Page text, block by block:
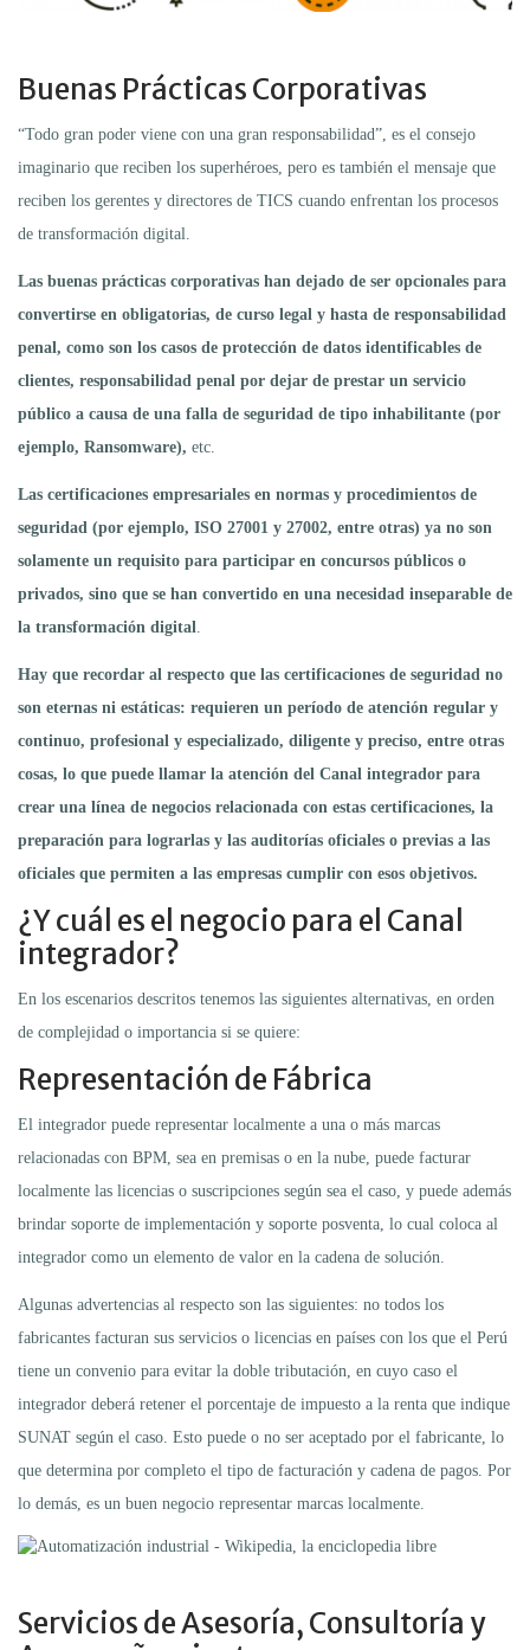
Buenas Prácticas Corporativas
“Todo gran poder viene con una gran responsabilidad”, es el consejo
imaginario que reciben los superhéroes, pero es también el mensaje que
reciben los gerentes y directores de TICS cuando enfrentan los procesos
de transformación digital.
Las buenas prácticas corporativas han dejado de ser opcionales para
convertirse en obligatorias, de curso legal y hasta de responsabilidad
penal, como son los casos de protección de datos identificables de
clientes, responsabilidad penal por dejar de prestar un servicio
público a causa de una falla de seguridad de tipo inhabilitante (por
ejemplo, Ransomware), etc.
Las certificaciones empresariales en normas y procedimientos de
seguridad (por ejemplo, ISO 27001 y 27002, entre otras) ya no son
solamente un requisito para participar en concursos públicos o
privados, sino que se han convertido en una necesidad inseparable de
la transformación digital.
Hay que recordar al respecto que las certificaciones de seguridad no
son eternas ni estáticas: requieren un período de atención regular y
continuo, profesional y especializado, diligente y preciso, entre otras
cosas, lo que puede llamar la atención del Canal integrador para
crear una línea de negocios relacionada con estas certificaciones, la
preparación para lograrlas y las auditorías oficiales o previas a las
oficiales que permiten a las empresas cumplir con esos objetivos.
¿Y cuál es el negocio para el Canal
integrador?
En los escenarios descritos tenemos las siguientes alternativas, en orden
de complejidad o importancia si se quiere:
Representación de Fábrica
El integrador puede representar localmente a una o más marcas
relacionadas con BPM, sea en premisas o en la nube, puede facturar
localmente las licencias o suscripciones según sea el caso, y puede además
brindar soporte de implementación y soporte posventa, lo cual coloca al
integrador como un elemento de valor en la cadena de solución.
Algunas advertencias al respecto son las siguientes: no todos los
fabricantes facturan sus servicios o licencias en países con los que el Perú
tiene un convenio para evitar la doble tributación, en cuyo caso el
integrador deberá retener el porcentaje de impuesto a la renta que indique
SUNAT según el caso. Esto puede o no ser aceptado por el fabricante, lo
que determina por completo el tipo de facturación y cadena de pagos. Por
lo demás, es un buen negocio representar marcas localmente.
Servicios de Asesoría, Consultoría y